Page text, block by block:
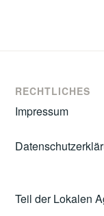
RECHTLICHES
Impressum
Teil der Lokalen